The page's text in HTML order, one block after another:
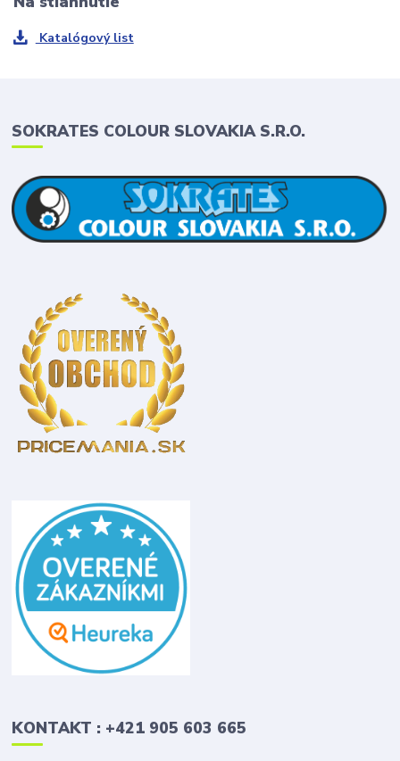
Katalógový list
SOKRATES COLOUR SLOVAKIA S.R.O.
KONTAKT : +421 905 603 665